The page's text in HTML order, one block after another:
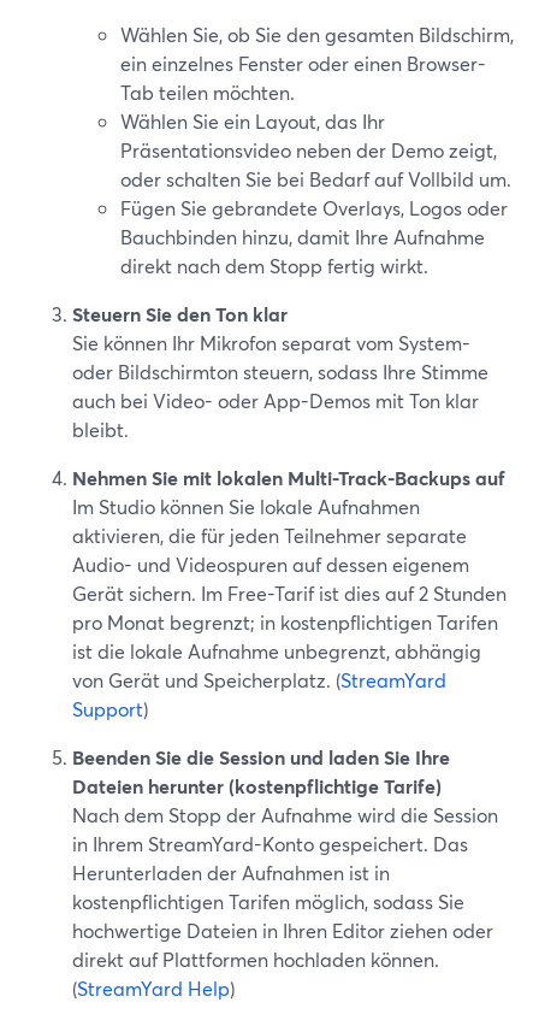
Wählen Sie, ob Sie den gesamten Bildschirm,
ein einzelnes Fenster oder einen Browser-
Tab teilen möchten.
Wählen Sie ein Layout, das Ihr
Präsentationsvideo neben der Demo zeigt,
oder schalten Sie bei Bedarf auf Vollbild um.
Fügen Sie gebrandete Overlays, Logos oder
Bauchbinden hinzu, damit Ihre Aufnahme
direkt nach dem Stopp fertig wirkt.
Steuern Sie den Ton klar
Sie können Ihr Mikrofon separat vom System-
oder Bildschirmton steuern, sodass Ihre Stimme
auch bei Video- oder App-Demos mit Ton klar
bleibt.
Nehmen Sie mit lokalen Multi-Track-Backups auf
Im Studio können Sie lokale Aufnahmen
aktivieren, die für jeden Teilnehmer separate
Audio- und Videospuren auf dessen eigenem
Gerät sichern. Im Free-Tarif ist dies auf 2 Stunden
pro Monat begrenzt; in kostenpflichtigen Tarifen
ist die lokale Aufnahme unbegrenzt, abhängig
von Gerät und Speicherplatz. (StreamYard
Support)
Beenden Sie die Session und laden Sie Ihre
Dateien herunter (kostenpflichtige Tarife)
Nach dem Stopp der Aufnahme wird die Session
in Ihrem StreamYard-Konto gespeichert. Das
Herunterladen der Aufnahmen ist in
kostenpflichtigen Tarifen möglich, sodass Sie
hochwertige Dateien in Ihren Editor ziehen oder
direkt auf Plattformen hochladen können.
(StreamYard Help)